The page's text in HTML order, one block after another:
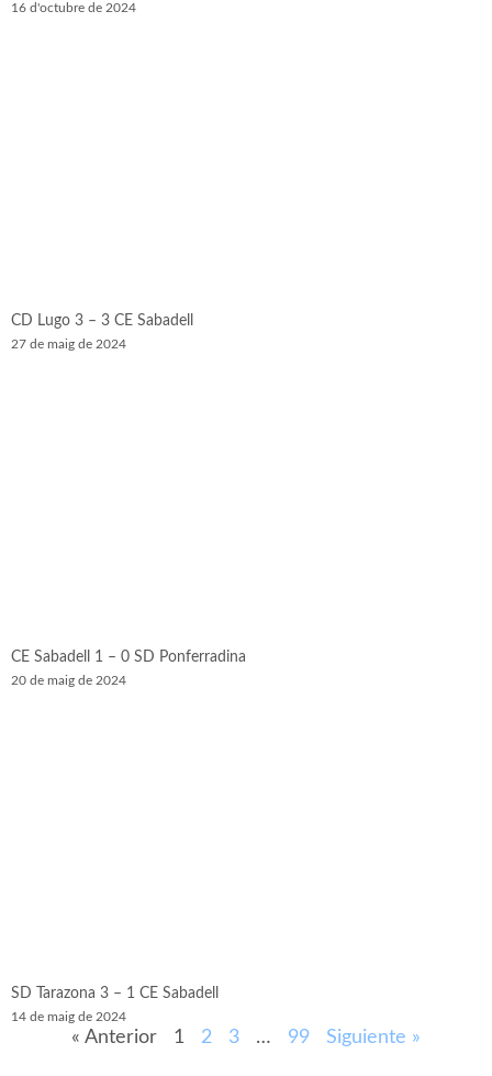
16 d'octubre de 2024
CD Lugo 3 – 3 CE Sabadell
27 de maig de 2024
CE Sabadell 1 – 0 SD Ponferradina
20 de maig de 2024
SD Tarazona 3 – 1 CE Sabadell
14 de maig de 2024
« Anterior 1 2 3 … 99 Siguiente »